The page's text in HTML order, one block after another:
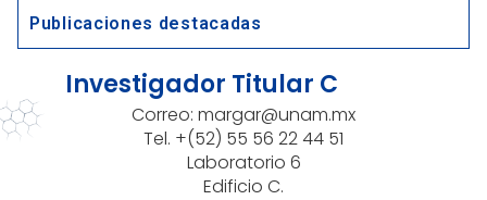
Publicaciones destacadas
Investigador Titular C
Correo: margar@unam.mx
Tel. +(52) 55 56 22 44 51
Laboratorio 6
Edificio C.